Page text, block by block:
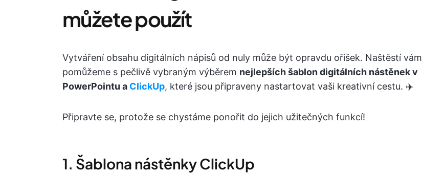
můžete použít
Vytváření obsahu digitálních nápisů od nuly může být opravdu oříšek. Naštěstí vám
pomůžeme s pečlivě vybraným výběrem nejlepších šablon digitálních nástěnek v
PowerPointu a ClickUp, které jsou připraveny nastartovat vaši kreativní cestu. ✈️
Připravte se, protože se chystáme ponořit do jejich užitečných funkcí!
1. Šablona nástěnky ClickUp